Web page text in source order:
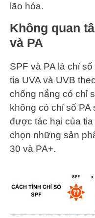
lão hóa.
Không quan
và PA
SPF và PA là chỉ
tia UVA và UVB
chống nắng có chỉ
không có chỉ số
được tác hại của
chọn những sản
30 và PA+.